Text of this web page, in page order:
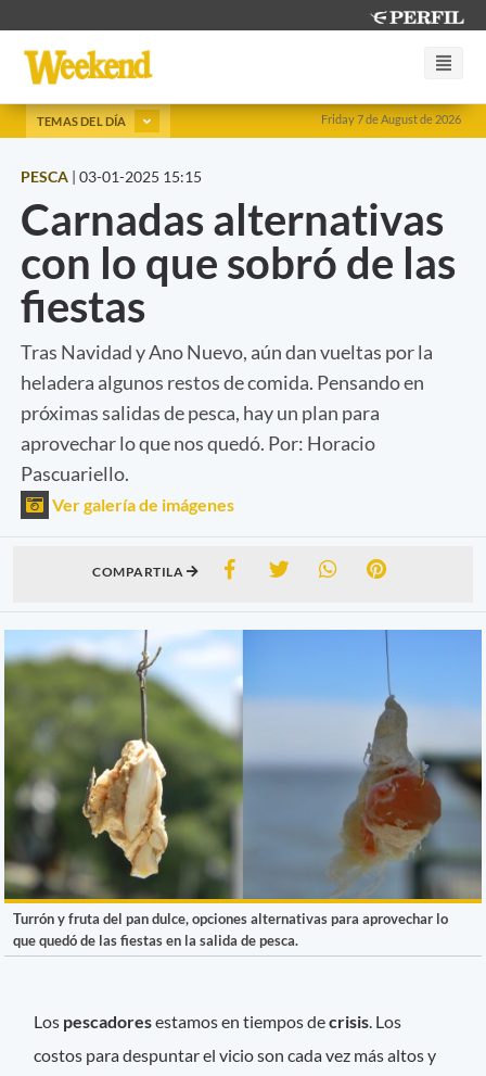
Friday 7 de August de 2026
TEMAS DEL DÍA
PESCA | 03-01-2025 15:15
Carnadas alternativas
con lo que sobró de las
fiestas
Tras Navidad y Ano Nuevo, aún dan vueltas por la
heladera algunos restos de comida. Pensando en
próximas salidas de pesca, hay un plan para
aprovechar lo que nos quedó. Por: Horacio
Pascuariello.
Ver galería de imágenes
COMPARTILA
Turrón y fruta del pan dulce, opciones alternativas para aprovechar lo
que quedó de las fiestas en la salida de pesca.
Los pescadoresestamos en tiempos decrisis . Los
costos para despuntar el vicio son cada vez más altos y